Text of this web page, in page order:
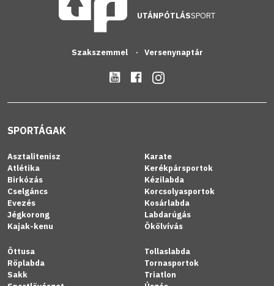
UTÁNPÓTLÁSSPORT
Szakszemmel Versenynaptár
SPORTÁGAK
Asztalitenisz
Atlétika
Birkózás
Cselgáncs
Evezés
Jégkorong
Kajak-kenu
Karate
Kerékpársportok
Kézilabda
Korcsolyasportok
Kosárlabda
Labdarúgás
Ökölvívás
Öttusa
Röplabda
Sakk
Tollaslabda
Tornasportok
Triatlon